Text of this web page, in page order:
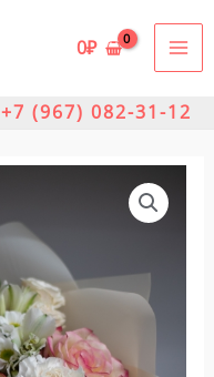
0₽
+7 (967) 082-31-12